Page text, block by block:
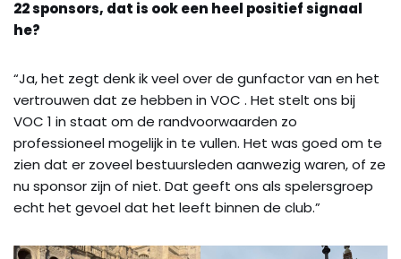
22 sponsors, dat is ook een heel positief signaal
he?
“Ja, het zegt denk ik veel over de gunfactor van en het
vertrouwen dat ze hebben in VOC . Het stelt ons bij
VOC 1 in staat om de randvoorwaarden zo
professioneel mogelijk in te vullen. Het was goed om te
zien dat er zoveel bestuursleden aanwezig waren, of ze
nu sponsor zijn of niet. Dat geeft ons als spelersgroep
echt het gevoel dat het leeft binnen de club.”